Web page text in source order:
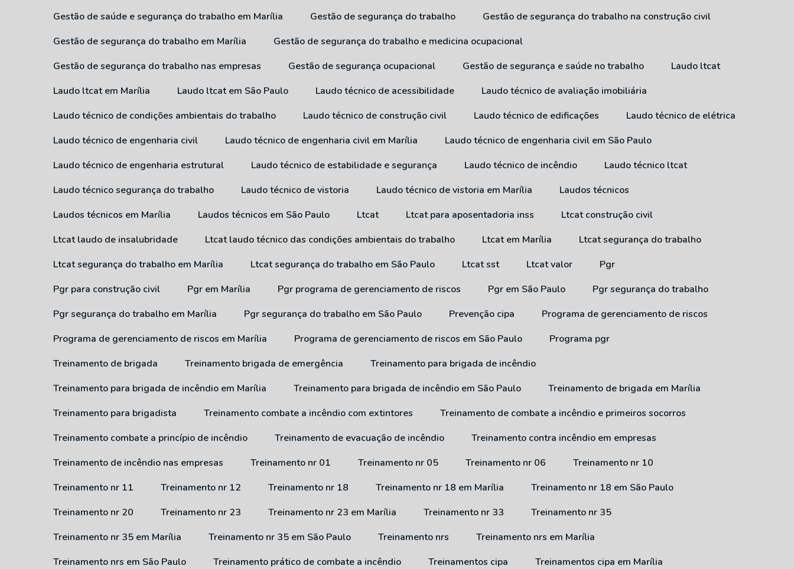
Gestão de saúde e segurança do trabalho em Marília
Gestão de segurança do trabalho
Gestão de segurança do trabalho na construção civil
Gestão de segurança do trabalho em Marília
Gestão de segurança do trabalho e medicina ocupacional
Gestão de segurança do trabalho nas empresas
Gestão de segurança ocupacional Gestão de segurança e saúde no trabalho
Laudo ltcat
Laudo ltcat em Marília
Laudo ltcat em São Paulo Laudo técnico de acessibilidade
Laudo técnico de avaliação imobiliária
Laudo técnico de condições ambientais do trabalho
Laudo técnico de construção civil Laudo técnico de edificações
Laudo técnico de elétrica
Laudo técnico de engenharia civil
Laudo técnico de engenharia civil em Marília
Laudo técnico de engenharia civil em São Paulo
Laudo técnico de engenharia estrutural
Laudo técnico de estabilidade e segurança Laudo técnico de incêndio
Laudo técnico ltcat
Laudo técnico segurança do trabalho
Laudo técnico de vistoria Laudo técnico de vistoria em Marília
Laudos técnicos
Laudos técnicos em Marília
Laudos técnicos em São Paulo Ltcat Ltcat para aposentadoria inss
Ltcat construção civil
Ltcat laudo de insalubridade
Ltcat laudo técnico das condições ambientais do trabalho Ltcat em Marília
Ltcat segurança do trabalho
Ltcat segurança do trabalho em Marília
Ltcat segurança do trabalho em São Paulo Ltcat sst Ltcat valor
Pgr
Pgr para construção civil
Pgr em Marília Pgr programa de gerenciamento de riscos Pgr em São Paulo
Pgr segurança do trabalho
Pgr segurança do trabalho em Marília
Pgr segurança do trabalho em São Paulo Prevenção cipa
Programa de gerenciamento de riscos
Programa de gerenciamento de riscos em Marília
Programa de gerenciamento de riscos em São Paulo
Programa pgr
Treinamento de brigada
Treinamento brigada de emergência
Treinamento para brigada de incêndio
Treinamento para brigada de incêndio em Marília
Treinamento para brigada de incêndio em São Paulo
Treinamento de brigada em Marília
Treinamento para brigadista
Treinamento combate a incêndio com extintores
Treinamento de combate a incêndio e primeiros socorros
Treinamento combate a princípio de incêndio
Treinamento de evacuação de incêndio
Treinamento contra incêndio em empresas
Treinamento de incêndio nas empresas
Treinamento nr 01 Treinamento nr 05 Treinamento nr 06
Treinamento nr 10
Treinamento nr 11
Treinamento nr 12 Treinamento nr 18 Treinamento nr 18 em Marília
Treinamento nr 18 em São Paulo
Treinamento nr 20
Treinamento nr 23 Treinamento nr 23 em Marília Treinamento nr 33
Treinamento nr 35
Treinamento nr 35 em Marília
Treinamento nr 35 em São Paulo Treinamento nrs
Treinamento nrs em Marília
Treinamento nrs em São Paulo
Treinamento prático de combate a incêndio Treinamentos cipa Treinamentos cipa em Marília